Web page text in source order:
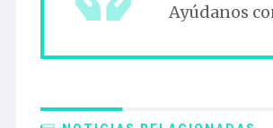
Ayúdanos